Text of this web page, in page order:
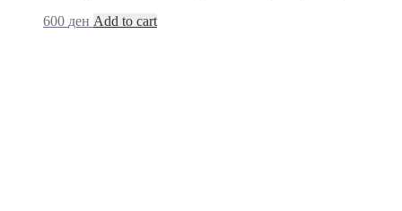
600 ден Add to cart